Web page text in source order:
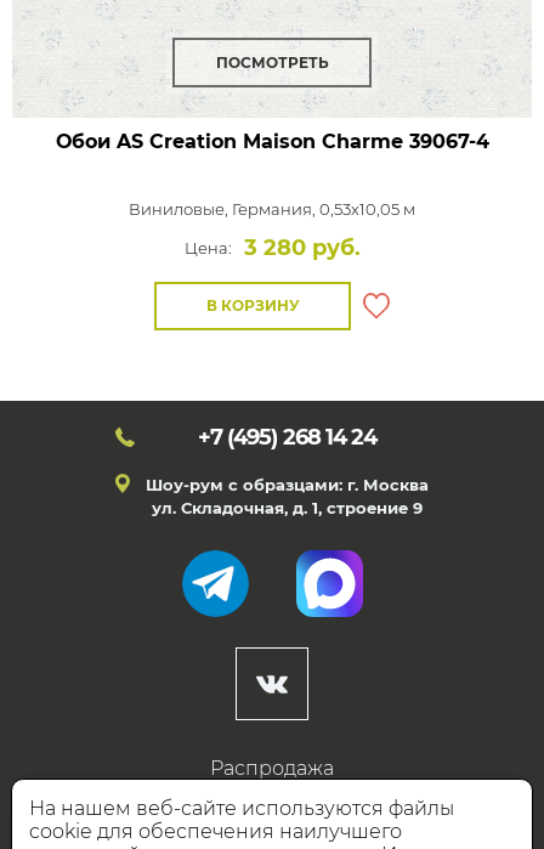
ПОСМОТРЕТЬ
Обои AS Creation Maison Charme39067-4
Виниловые, Германия, 0,53x10,05 м
Цена:
3 280 руб.
В КОРЗИНУ
+7 (495) 268 14 24
Шоу-рум с образцами: г. Москва
ул. Складочная, д. 1, строение 9
Распродажа
Готовые дизайны
Дизайнерам
На нашем веб-сайте используются файлы
cookie для обеспечения наилучшего